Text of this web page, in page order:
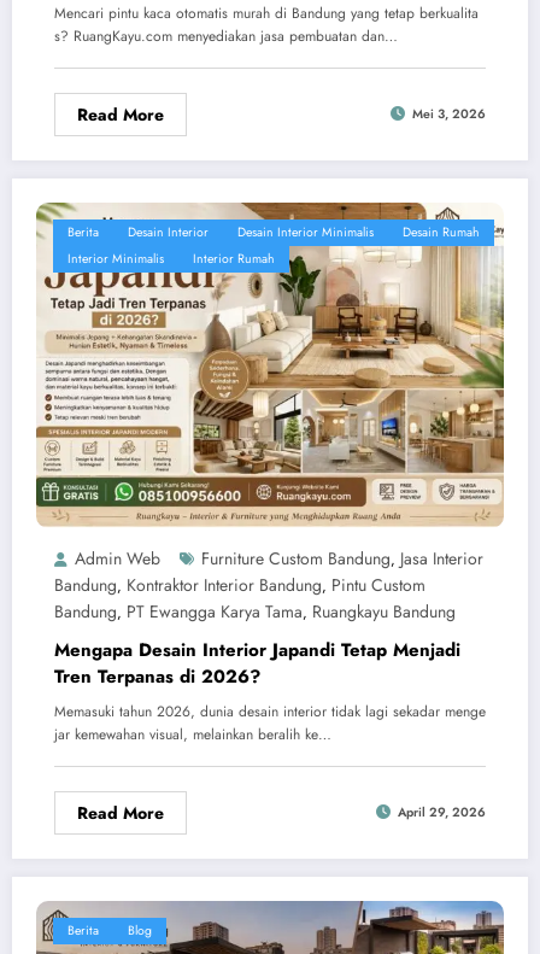
Mencari pintu kaca otomatis murah di Bandung yang tetap berkualita
s? RuangKayu.com menyediakan jasa pembuatan dan…
Read More Mei 3, 2026
Berita Desain Interior Desain Interior Minimalis
Desain Rumah
Interior Minimalis
Interior Rumah
Admin Web Furniture Custom Bandung, Jasa Interior
Bandung, Kontraktor Interior Bandung, Pintu Custom
Bandung, PT Ewangga Karya Tama, Ruangkayu Bandung
Mengapa Desain Interior Japandi Tetap Menjadi
Tren Terpanas di 2026?
Memasuki tahun 2026, dunia desain interior tidak lagi sekadar menge
jar kemewahan visual, melainkan beralih ke…
Read More April 29, 2026
Berita Blog